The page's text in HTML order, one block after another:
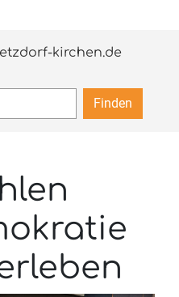
kirchen.de
Finden